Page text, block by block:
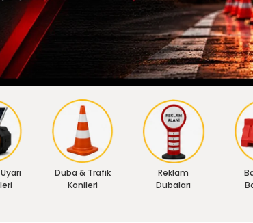
Duba & Trafik
Konileri
Reklam
Dubaları